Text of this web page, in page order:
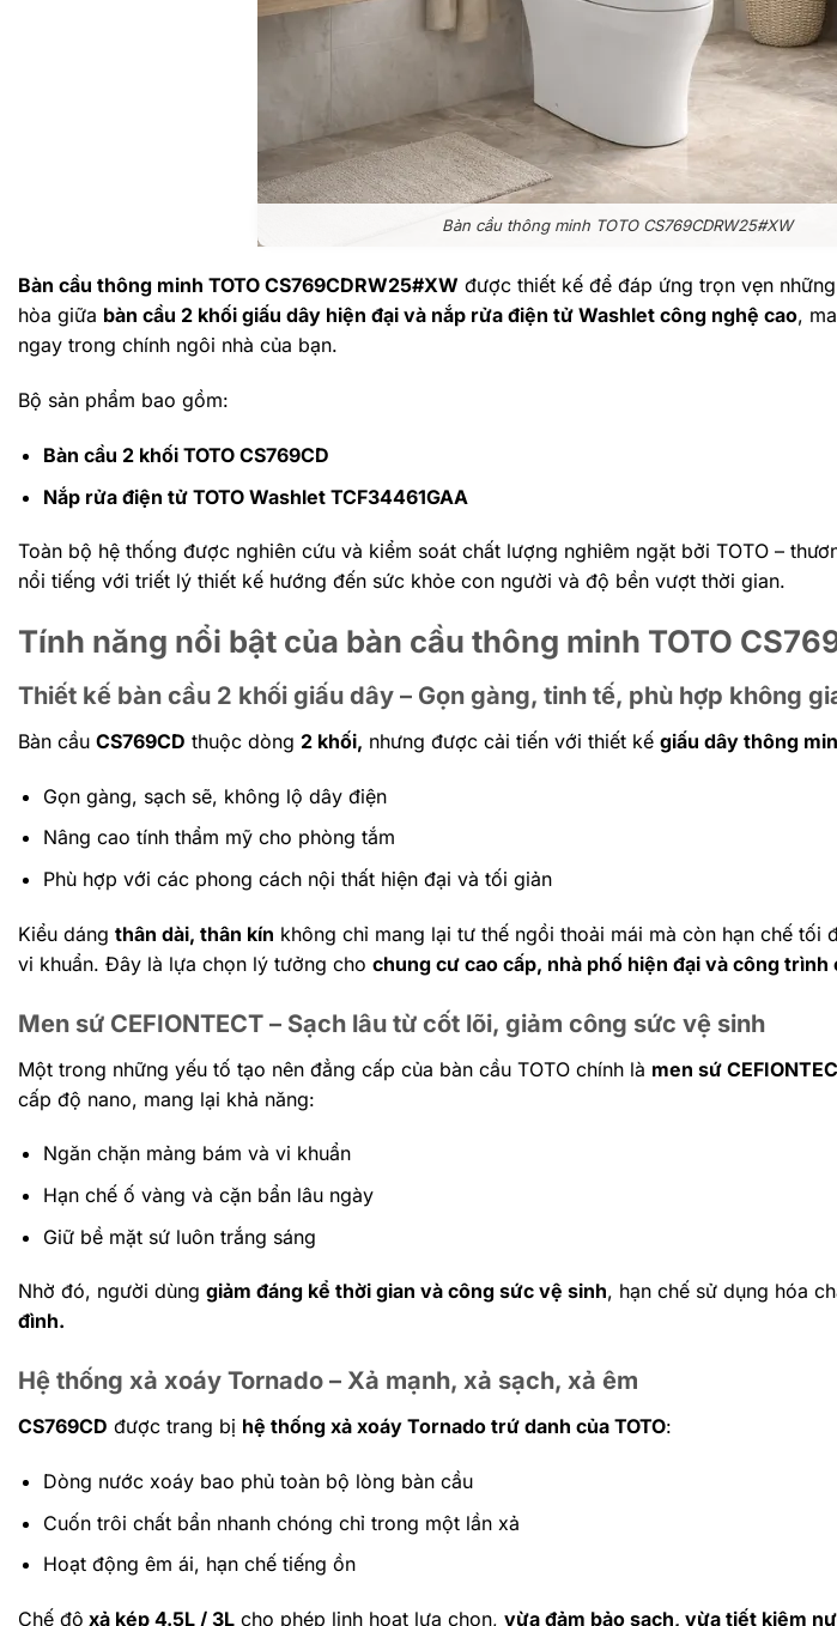
Bàn cầu thông minh TOTO CS769CDRW25#XW
Bàn cầu thông minh TOTO CS769CDRW25#XW được thiết kế để đáp ứng trọn vẹn
hòa giữa bàn cầu 2 khối giấu dây hiện đại và nắp rửa điện tử Washlet công nghệ cao,
ngay trong chính ngôi nhà của bạn.
Bộ sản phẩm bao gồm:
Bàn cầu 2 khối TOTO CS769CD
Nắp rửa điện tử TOTO Washlet TCF34461GAA
Toàn bộ hệ thống được nghiên cứu và kiểm soát chất lượng nghiêm ngặt bởi TOTO –
nổi tiếng với triết lý thiết kế hướng đến sức khỏe con người và độ bền vượt thời gian.
Tính năng nổi bật của bàn cầu thông minh TOTO
Thiết kế bàn cầu 2 khối giấu dây – Gọn gàng, tinh tế, phù hợp không
Bàn cầu CS769CD thuộc dòng 2 khối, nhưng được cải tiến với thiết kế giấu dây thông
Gọn gàng, sạch sẽ, không lộ dây điện
Nâng cao tính thẩm mỹ cho phòng tắm
Phù hợp với các phong cách nội thất hiện đại và tối giản
Kiểu dáng thân dài, thân kín không chỉ mang lại tư thế ngồi thoải mái mà còn hạn chế tối
vi khuẩn. Đây là lựa chọn lý tưởng cho chung cư cao cấp, nhà phố hiện đại và công trình
Men sứ CEFIONTECT – Sạch lâu từ cốt lõi, giảm công sức vệ sinh
Một trong những yếu tố tạo nên đẳng cấp của bàn cầu TOTO chính là men sứ
cấp độ nano, mang lại khả năng:
Ngăn chặn mảng bám và vi khuẩn
Hạn chế ố vàng và cặn bẩn lâu ngày
Giữ bề mặt sứ luôn trắng sáng
Nhờ đó, người dùng giảm đáng kể thời gian và công sức vệ sinh, hạn chế sử dụng hóa
đình.
Hệ thống xả xoáy Tornado – Xả mạnh, xả sạch, xả êm
CS769CD được trang bị hệ thống xả xoáy Tornado trứ danh của TOTO:
Dòng nước xoáy bao phủ toàn bộ lòng bàn cầu
Cuốn trôi chất bẩn nhanh chóng chỉ trong một lần xả
Hoạt động êm ái, hạn chế tiếng ồn
Chế độ xả kép 4.5L / 3L cho phép linh hoạt lựa chọn, vừa đảm bảo sạch, vừa tiết kiệm